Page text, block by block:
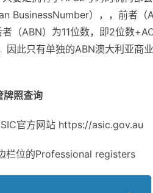
BusinessNumber），，前者（
（ABN）为11位数，即2位数
因此只有单独的ABN澳大利亚商
牌照查询
官方网站 https://asic.gov.au
栏位的Professional registers